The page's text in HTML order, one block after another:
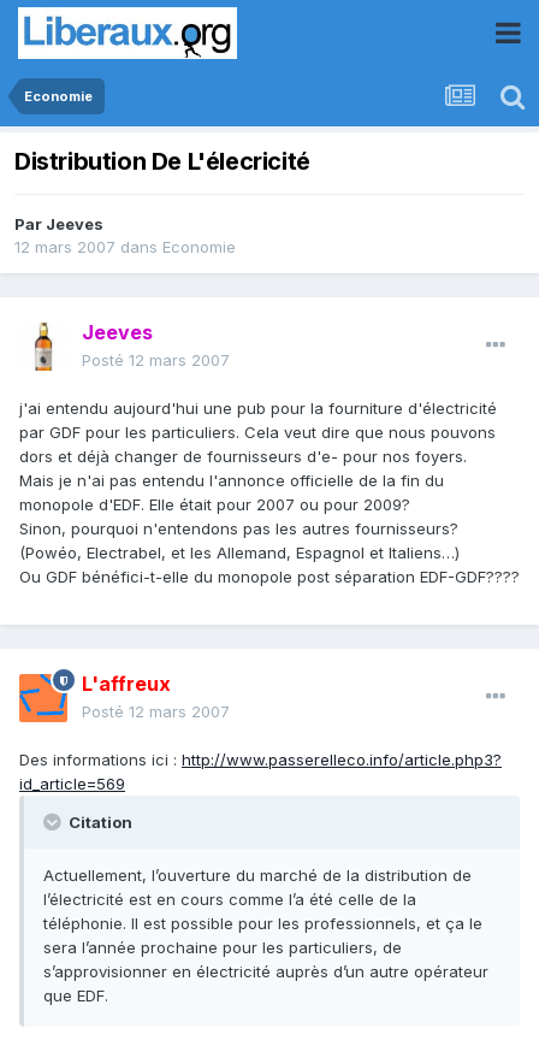
Economie
Distribution De L'élecricité
Par Jeeves
12 mars 2007 dans Economie
Jeeves
Posté 12 mars 2007
j'ai entendu aujourd'hui une pub pour la fourniture d'électricité
par GDF pour les particuliers. Cela veut dire que nous pouvons
dors et déjà changer de fournisseurs d'e- pour nos foyers.
Mais je n'ai pas entendu l'annonce officielle de la fin du
monopole d'EDF. Elle était pour 2007 ou pour 2009?
Sinon, pourquoi n'entendons pas les autres fournisseurs?
(Powéo, Electrabel, et les Allemand, Espagnol et Italiens…)
Ou GDF bénéfici-t-elle du monopole post séparation EDF-GDF????
L'affreux
Posté 12 mars 2007
Des informations ici : http://www.passerelleco.info/article.php3?
id_article=569
Citation
Actuellement, l’ouverture du marché de la distribution de
l’électricité est en cours comme l’a été celle de la
téléphonie. Il est possible pour les professionnels, et ça le
sera l’année prochaine pour les particuliers, de
s’approvisionner en électricité auprès d’un autre opérateur
que EDF.